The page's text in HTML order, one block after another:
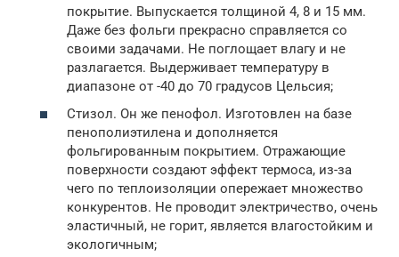
покрытие. Выпускается толщиной 4, 8 и 15 мм.
Даже без фольги прекрасно справляется со
своими задачами. Не поглощает влагу и не
разлагается. Выдерживает температуру в
диапазоне от -40 до 70 градусов Цельсия;
Стизол. Он же пенофол. Изготовлен на базе
пенополиэтилена и дополняется
фольгированным покрытием. Отражающие
поверхности создают эффект термоса, из-за
чего по теплоизоляции опережает множество
конкурентов. Не проводит электричество, очень
эластичный, не горит, является влагостойким и
экологичным;